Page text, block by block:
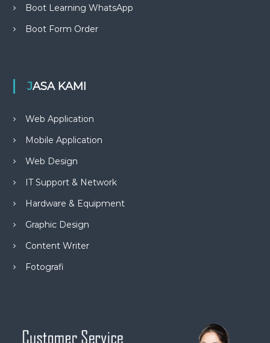
Boot Learning WhatsApp
Boot Form Order
JASA KAMI
Web Application
Mobile Application
Web Design
IT Support & Network
Hardware & Equipment
Graphic Design
Content Writer
Fotografi